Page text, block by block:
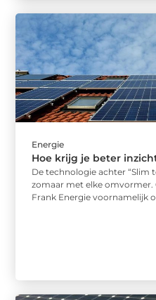
Energie
Hoe krijg je beter
De technologie achter “Slim
zomaar met elke
Frank Energie voornamelijk